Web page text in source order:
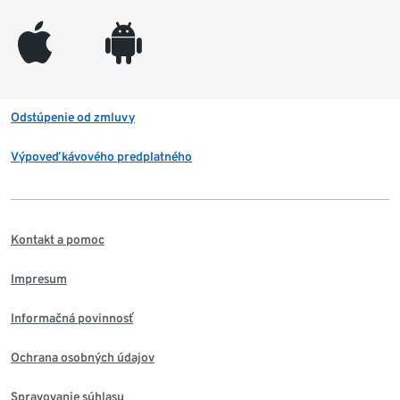
appleinc android
Odstúpenie od zmluvy
Výpoveď kávového predplatného
Kontakt a pomoc
Impresum
Informačná povinnosť
Ochrana osobných údajov
Spravovanie súhlasu